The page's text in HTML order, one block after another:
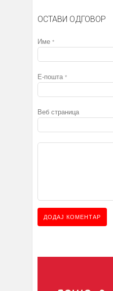
ОСТАВИ ОДГОВОР
Име *
Е-пошта *
Веб страница